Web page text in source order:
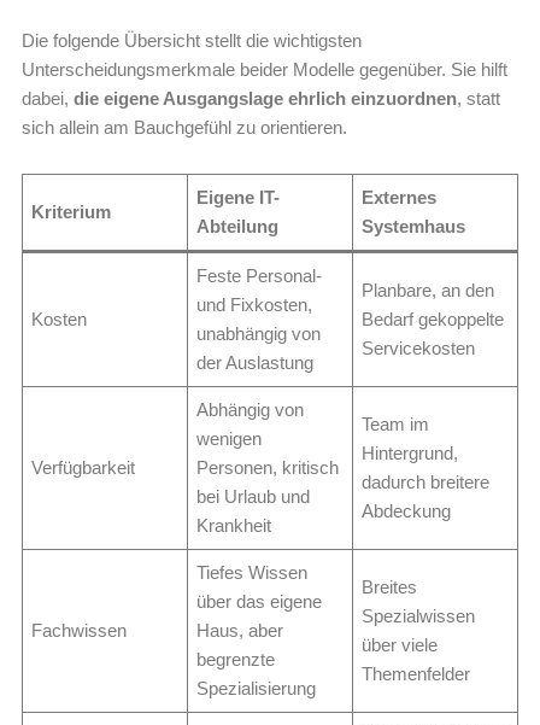
Die folgende Übersicht stellt die wichtigsten
Unterscheidungsmerkmale beider Modelle gegenüber. Sie hilft
dabei, die eigene Ausgangslage ehrlich einzuordnen, statt
sich allein am Bauchgefühl zu orientieren.
Kriterium
Eigene IT-
Abteilung
Externes
Systemhaus
Kosten
Feste Personal-
und Fixkosten,
unabhängig von
der Auslastung
Planbare, an den
Bedarf gekoppelte
Servicekosten
Verfügbarkeit
Abhängig von
wenigen
Personen, kritisch
bei Urlaub und
Krankheit
Team im
Hintergrund,
dadurch breitere
Abdeckung
Fachwissen
Tiefes Wissen
über das eigene
Haus, aber
begrenzte
Spezialisierung
Breites
Spezialwissen
über viele
Themenfelder